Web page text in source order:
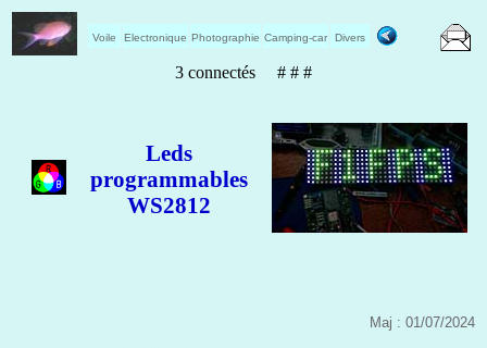
Voile Electronique Photographie Camping-car Divers
3 connectés # # #
Leds
programmables
WS2812
Maj : 01/07/2024